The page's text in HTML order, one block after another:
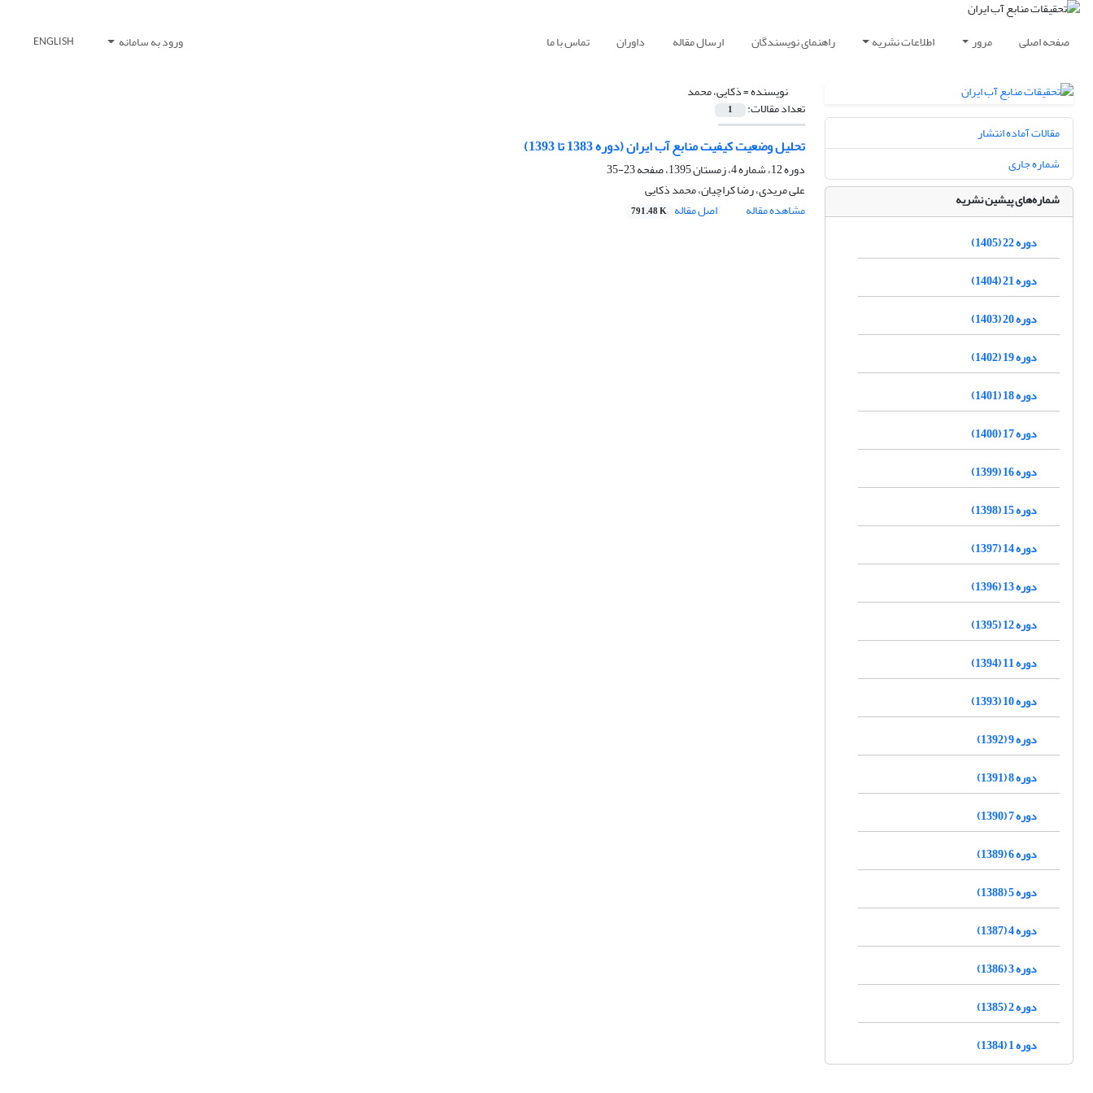
صفحه اصلی مرور اطلاعات نشریه راهنمای نویسندگان ارسال مقاله داوران تماس با ما ورود به سامانه ENGLISH
نویسنده =ذکایی، محمد
تعداد مقالات: 1
تحلیل وضعیت کیفیت منابع آب ایران (دوره 1383 تا 1393)
دوره 12، شماره 4، زمستان 1395، صفحه
23-35
علی مریدی، رضا کراچیان، محمد ذکایی
مشاهده مقاله
اصل مقاله 791.48 K
مقالات آماده انتشار
شماره جاری
شماره‌های پیشین نشریه
دوره 22 (1405)
دوره 21 (1404)
دوره 20 (1403)
دوره 19 (1402)
دوره 18 (1401)
دوره 17 (1400)
دوره 16 (1399)
دوره 15 (1398)
دوره 14 (1397)
دوره 13 (1396)
دوره 12 (1395)
دوره 11 (1394)
دوره 10 (1393)
دوره 9 (1392)
دوره 8 (1391)
دوره 7 (1390)
دوره 6 (1389)
دوره 5 (1388)
دوره 4 (1387)
دوره 3 (1386)
دوره 2 (1385)
دوره 1 (1384)